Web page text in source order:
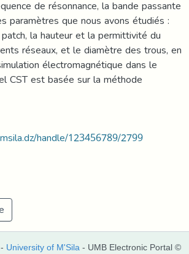
de résonnance, la bande passante
paramètres que nous avons étudiés :
la hauteur et la permittivité du
réseaux, et le diamètre des trous, en
électromagnétique dans le
CST est basée sur la méthode
handle/123456789/2799
University of M'Sila - UMB Electronic Portal ©